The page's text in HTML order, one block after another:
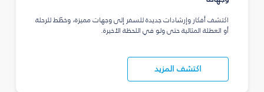
اكتشف أفكار وإرشادات جديدة للسفر إلى وجهات مميزة، وخطّط للرحلة
أو العطلة المثالية حتى ولو في اللحظة الأخيرة.
اكتشف المزيد